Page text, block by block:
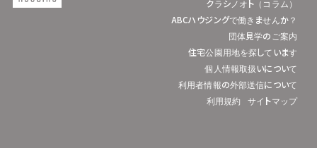
クラシノオト（コラム）
ABCハウジングで働きませんか？
団体見学のご案内
住宅公園用地を探しています
個人情報取扱いについて
利用者情報の外部送信について
利用規約
サイトマップ